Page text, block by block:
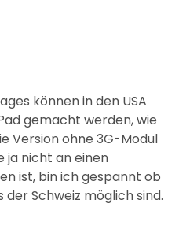
können in den USA
gemacht werden, wie
Version ohne 3G-Modul
ja nicht an einen
ist, bin ich gespannt ob
Schweiz möglich sind.